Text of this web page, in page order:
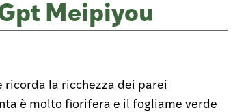
Meipiyou
la ricchezza dei parei
è molto fiorifera e il fogliame verde